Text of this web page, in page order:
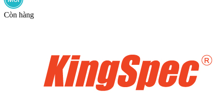
Còn hàng